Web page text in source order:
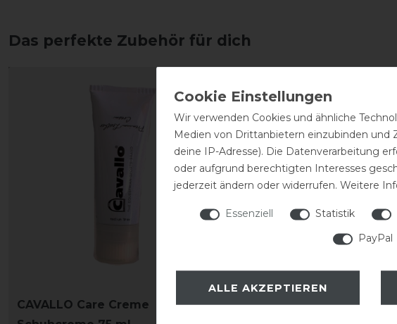
Das perfekte Zubehör für dich
CAVALLO Care Creme
Stassek Equifix
Wir verwenden Cookies und ähnliche
Medien von Drittanbietern einzubinden und
deine IP-Adresse). Die Datenverarbeitung
oder aufgrund berechtigten Interesses
jederzeit ändern oder widerrufen. Weitere
Essenziell Statistik
PayPal
ALLE AKZEPTIEREN